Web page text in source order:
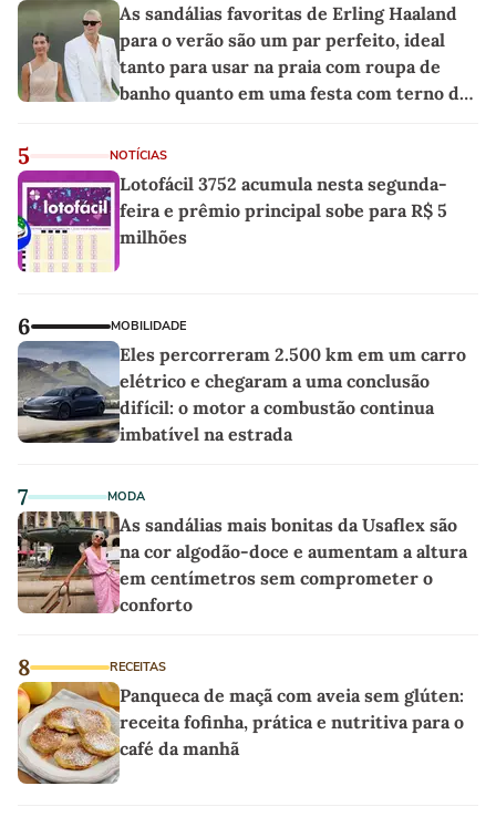
As sandálias favoritas de Erling Haaland
para o verão são um par perfeito, ideal
tanto para usar na praia com roupa de
banho quanto em uma festa com terno de
5 NOTÍCIAS
Lotofácil 3752 acumula nesta segunda-
feira e prêmio principal sobe para R$ 5
milhões
6 MOBILIDADE
Eles percorreram 2.500 km em um carro
elétrico e chegaram a uma conclusão
difícil: o motor a combustão continua
imbatível na estrada
7 MODA
As sandálias mais bonitas da Usaflex são
na cor algodão-doce e aumentam a altura
em centímetros sem comprometer o
conforto
8 RECEITAS
Panqueca de maçã com aveia sem glúten:
receita fofinha, prática e nutritiva para o
café da manhã